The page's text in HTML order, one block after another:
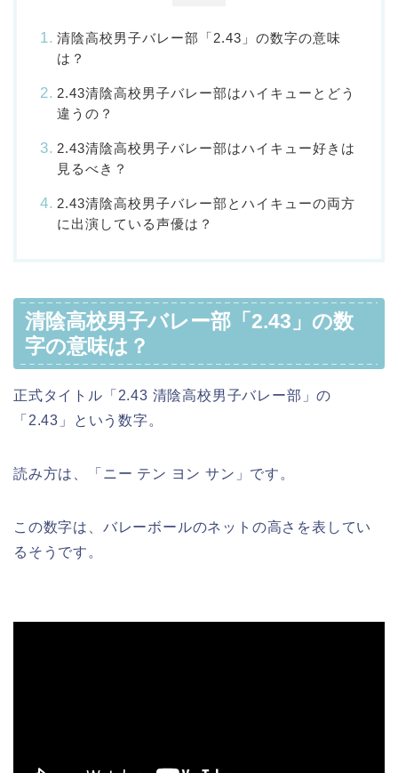
清陰高校男子バレー部「2.43」の数字の意味
は？
2.43清陰高校男子バレー部はハイキューとどう
違うの？
2.43清陰高校男子バレー部はハイキュー好きは
見るべき？
2.43清陰高校男子バレー部とハイキューの両方
に出演している声優は？
清陰高校男子バレー部「2.43」の数
字の意味は？
正式タイトル「2.43 清陰高校男子バレー部」の
「2.43」という数字。
読み方は、「ニー テン ヨン サン」です。
この数字は、バレーボールのネットの高さを表してい
るそうです。